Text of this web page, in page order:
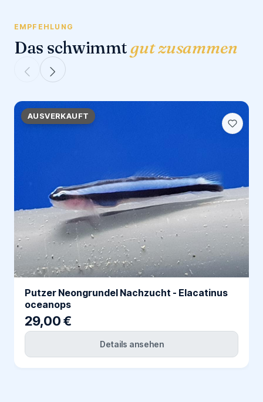
EMPFEHLUNG
Das schwimmtgut zusammen
AUSVERKAUFT
Putzer Neongrundel Nachzucht - Elacatinus
oceanops
29,00 €
Details ansehen